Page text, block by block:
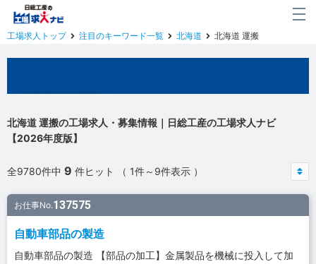
工場求人トップ 注目のキーワード一覧 北海道 北海道 運搬
北海道 運搬の工場求人・募集情報｜日総工産の工場求人ナビ
【2026年度版】
全9780件中 9 件ヒット （ 1件～9件表示 ）
お仕事No.137575
自動車部品の製造
自動車部品の製造 【部品の加工】金属製品を機械に投入して加